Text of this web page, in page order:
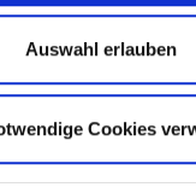
Auswahl erlauben
Cookies
ZUR